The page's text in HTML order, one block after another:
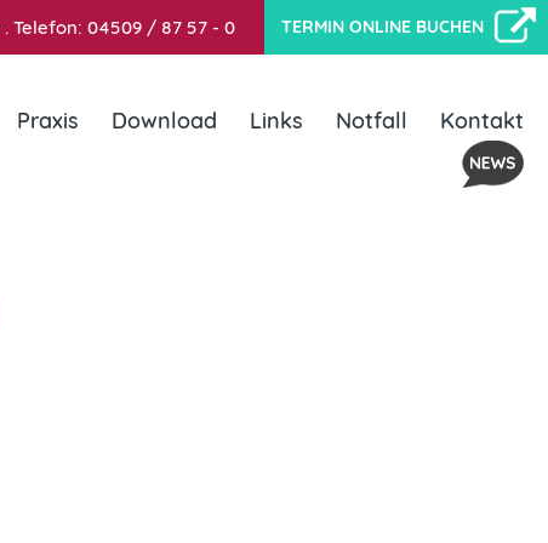
. Telefon: 04509 / 87 57 - 0 TERMIN ONLINE BUCHEN
Praxis Download Links Notfall Kontakt